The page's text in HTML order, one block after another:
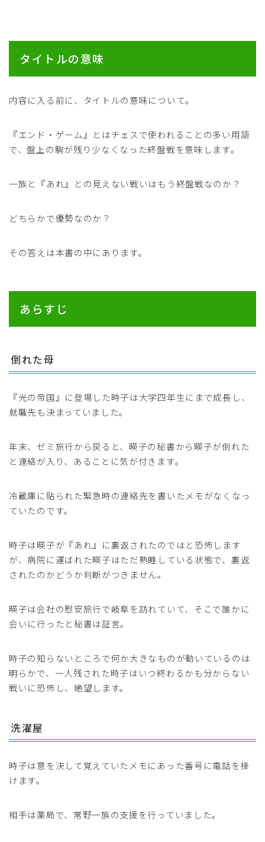
タイトルの意味
内容に入る前に、タイトルの意味について。
『エンド・ゲーム』とはチェスで使われることの多い用語
で、盤上の駒が残り少なくなった終盤戦を意味します。
一族と『あれ』との見えない戦いはもう終盤戦なのか？
どちらかで優勢なのか？
その答えは本書の中にあります。
あらすじ
倒れた母
『光の帝国』に登場した時子は大学四年生にまで成長し、
就職先も決まっていました。
年末、ゼミ旅行から戻ると、暎子の秘書から暎子が倒れた
と連絡が入り、あることに気が付きます。
冷蔵庫に貼られた緊急時の連絡先を書いたメモがなくなっ
ていたのです。
時子は暎子が『あれ』に裏返されたのではと恐怖します
が、病院に運ばれた暎子はただ熟睡している状態で、裏返
されたのかどうか判断がつきません。
暎子は会社の慰安旅行で岐阜を訪れていて、そこで誰かに
会いに行ったと秘書は証言。
時子の知らないところで何か大きなものが動いているのは
明らかで、一人残された時子はいつ終わるかも分からない
戦いに恐怖し、絶望します。
洗濯屋
時子は意を決して覚えていたメモにあった番号に電話を掛
けます。
相手は薬局で、常野一族の支援を行っていました。